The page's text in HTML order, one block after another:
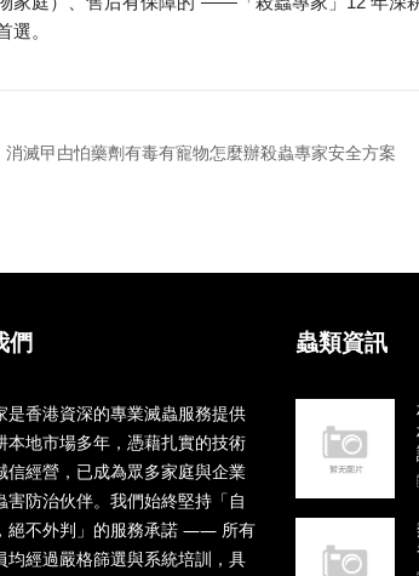
選。
消滅曱甴怕藥劑有毒有寵物怎麼辦殺蟲專家安全方案
們
是香港資深的專業滅蟲服務提供
本地市場多年，憑藉扎實的技術
信經營，已成為眾多家庭與企業
害防治伙伴。我們始終堅持「自
絕不外判」的服務承諾 —— 所有
均經過嚴格篩選與系統培訓，具
蟲類資訊